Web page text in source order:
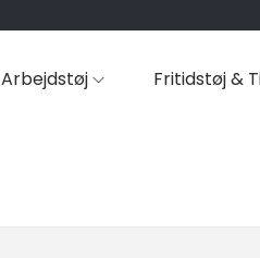
Arbejdstøj Fritidstøj &